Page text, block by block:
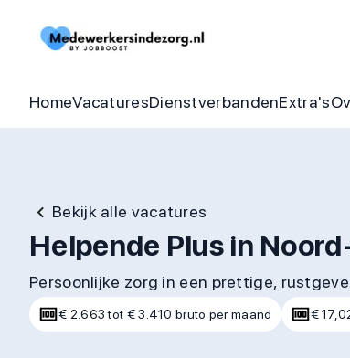
HomeVacatures
Begeleider vacatures
Thuishulp vacatures
Dienstverbanden
Detachering
In dienst Extra's
Bekijk alle vacatures
Helpende Plus in
Persoonlijke zorg in een prettige,
€ 2.663 tot € 3.410 bruto per maand €